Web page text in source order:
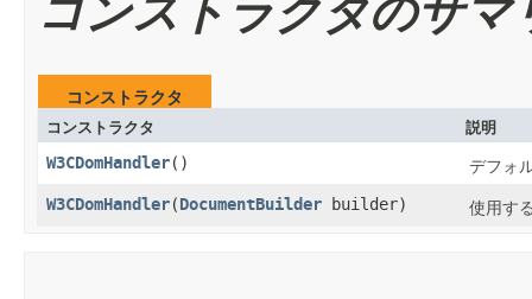
コンストラクタのサマ
コンストラクタ
コンストラクタ 説明
W3CDomHandler() デフォ
W3CDomHandler​(DocumentBuilder builder) 使用す